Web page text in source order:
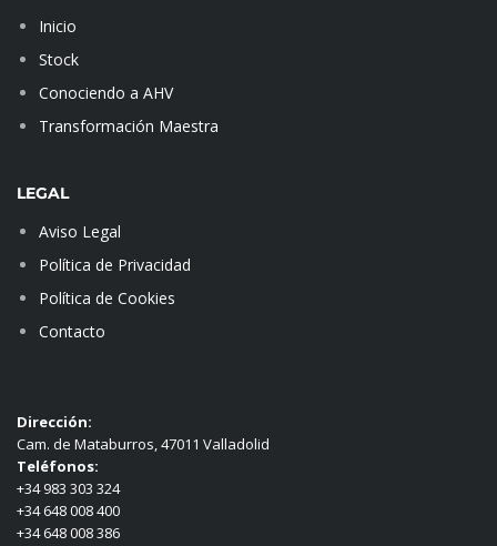
Inicio
Stock
Conociendo a AHV
Transformación Maestra
LEGAL
Aviso Legal
Política de Privacidad
Política de Cookies
Contacto
Dirección:
Cam. de Mataburros, 47011 Valladolid
Teléfonos:
+34 983 303 324
+34 648 008 400
+34 648 008 386